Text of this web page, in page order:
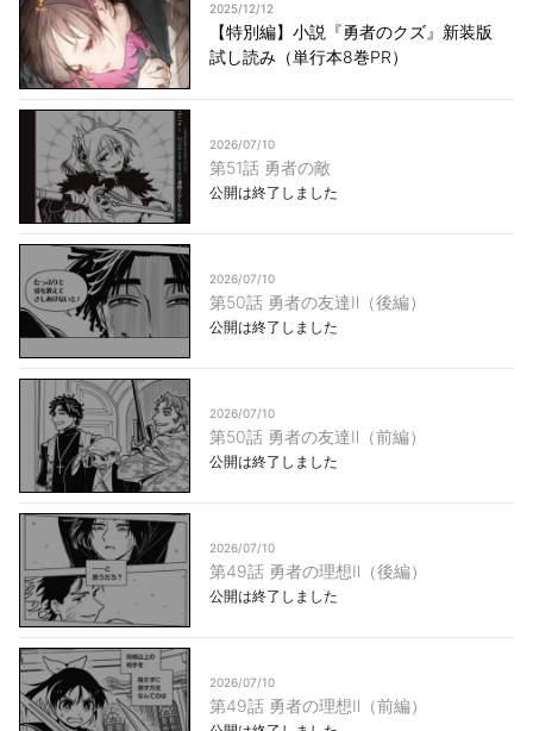
2025/12/12
【特別編】小説『勇者のクズ』新装版
試し読み（単行本8巻PR）
2026/07/10
第51話 勇者の敵
公開は終了しました
2026/07/10
第50話 勇者の友達Ⅱ（後編）
公開は終了しました
2026/07/10
第50話 勇者の友達Ⅱ（前編）
公開は終了しました
2026/07/10
第49話 勇者の理想Ⅱ（後編）
公開は終了しました
2026/07/10
第49話 勇者の理想Ⅱ（前編）